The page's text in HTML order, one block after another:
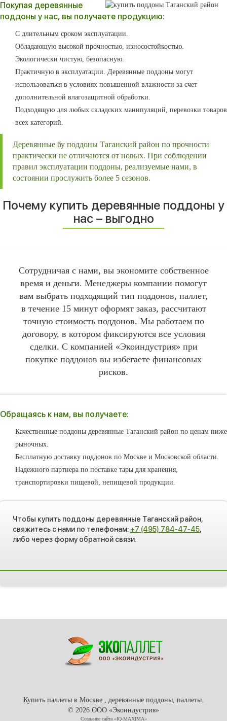
Покупая деревянные
поддоны у нас, вы получаете продукцию:
С длительным сроком эксплуатации.
Обладающую высокой прочностью, износостойкостью.
Экологически чистую, безопасную.
Практичную в эксплуатации. Деревянные поддоны могут
использоваться в условиях повышенной влажности за счет
дополнительной влагозащитной обработки.
Подходящую для любых складских манипуляций, перевозки товаров
всех категорий.
Деревянные бу поддоны Таганский район по прочности
практически не отличаются от новых. При соблюдении
правил эксплуатации поддоны, реализуемые нами, в
состоянии прослужить более 5 сезонов.
Почему купить деревянные поддоны у
нас – выгодно
Сотрудничая с нами, вы экономите собственное
время и деньги. Менеджеры компании помогут
вам выбрать подходящий тип поддонов, паллет,
в течение 15 минут оформят заказ, рассчитают
точную стоимость поддонов. Мы работаем по
договору, в котором фиксируются все условия
сделки. С компанией «Экоиндустрия» при
покупке поддонов вы избегаете финансовых
рисков.
Обращаясь к нам, вы получаете:
Качественные поддоны деревянные Таганский район по ценам ниже
рыночных.
Бесплатную доставку поддонов по Москве и Московской области.
Надежного партнера по поставке тары для хранения,
транспортировки пищевой, непищевой продукции.
Чтобы купить поддоны деревянные Таганский район,
свяжитесь с нами по телефонам: +7 (495) 784-47-45,
либо через форму обратной связи.
Купить паллеты в Москве , деревянные поддоны, паллеты.
© 2026 ООО «Экоиндустрия»
Создание сайта «IQ-MAXIMA»